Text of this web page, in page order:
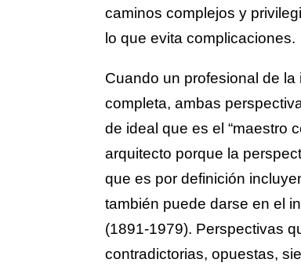
caminos complejos y
lo que evita complicaciones.
Cuando un profesional de
completa, ambas
de ideal que es el “maestro
arquitecto porque la
que es por definición
también puede darse en el
(1891-1979). Perspectivas
contradictorias, opuestas,